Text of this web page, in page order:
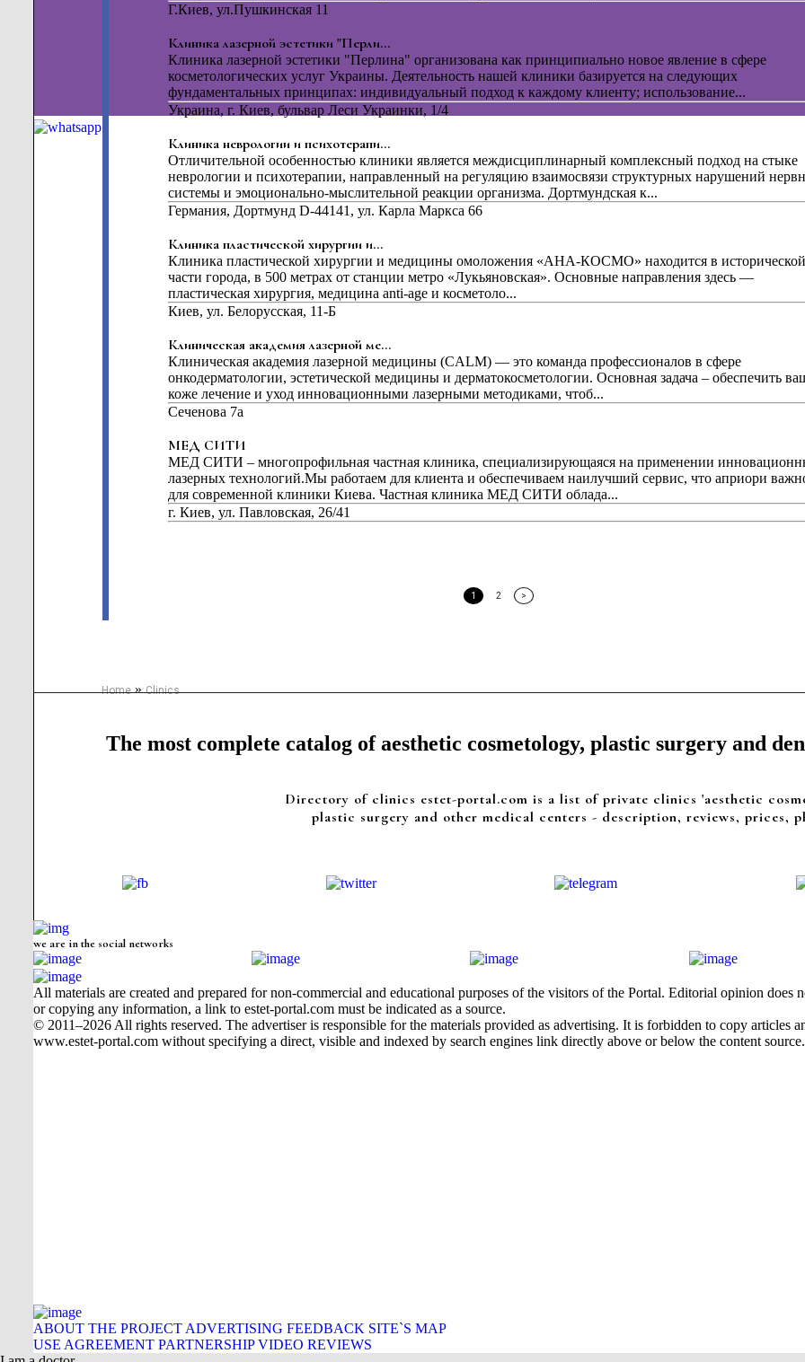
Г.Киев, ул.Пушкинская 11
Клиника лазерной эстетики "Перли...
Клиника лазерной эстетики "Перлина" организована как принципиально новое явление в сфере
косметологических услуг Украины. Деятельность нашей клиники базируется на следующих
фундаментальных принципах: индивидуальный подход к каждому клиенту; использование...
Украина, г. Киев, бульвар Леси Украинки, 1/4
Клиника неврологии и психотерапи...
Отличительной особенностью клиники является междисциплинарный комплексный подход на стыке
неврологии и психотерапии, направленный на регуляцию взаимосвязи структурных нарушений
системы и эмоционально-мыслительной реакции организма. Дортмундская к...
Германия, Дортмунд D-44141, ул. Карла Маркса 66
Клиника пластической хирургии и...
Клиника пластической хирургии и медицины омоложения «АНА-КОСМО» находится в исторической
части города, в 500 метрах от станции метро «Лукьяновская». Основные направления здесь ―
пластическая хирургия, медицина anti-age и косметоло...
Киев, ул. Белорусская, 11-Б
Клиническая академия лазерной ме...
Клиническая академия лазерной медицины (CALM) — это команда профессионалов в сфере
онкодерматологии, эстетической медицины и дерматокосметологии. Основная задача – обеспечить
коже лечение и уход инновационными лазерными методиками, чтоб...
Сеченова 7а
МЕД СИТИ
МЕД СИТИ – многопрофильная частная клиника, специализирующаяся на применении
лазерных технологий.Мы работаем для клиента и обеспечиваем наилучший сервис, что априори
для современной клиники Киева. Частная клиника МЕД СИТИ облада...
г. Киев, ул. Павловская, 26/41
1 2 >
Home»Clinics
The most complete catalog of aesthetic cosmetology, plastic surgery and
Directory of clinics estet-portal.com is a list of private clinics 'aesthetic
plastic surgery and other medical centers - description, reviews, prices,
we are in the social networks
All materials are created and prepared for non-commercial and educational purposes of the visitors of the Portal. Editorial opinion
or copying any information, a link to estet-portal.com must be indicated as a source.
© 2011–2026 All rights reserved. The advertiser is responsible for the materials provided as advertising. It is forbidden to copy articles
www.estet-portal.com without specifying a direct, visible and indexed by search engines link directly above or below the content source.
ABOUT THE PROJECT ADVERTISING FEEDBACK SITE`S MAP
USE AGREEMENT PARTNERSHIP VIDEO REVIEWS